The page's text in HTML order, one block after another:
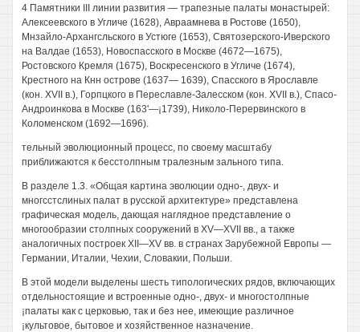
4 Памятники III линии развития — трапезные палаты монастырей:
Алексеевского в Угличе (1628), Авраамнева в Ростове (1650),
Мнзайло-Архангсльского в Устюге (1653), Святозерского-Иверского
на Валдае (1653), Новоспасского в Москве (4672—1675),
Ростовского Кремля (1675), Воскресенского в Угличе (1674),
Крестного на Кнн острове (1637— 1639), Спасского в Ярославле
(кон. XVII в.), Горпцкого в Переславле-Залесском (кон. XVII в.), Спасо-
Андроинкова в Москве (163'—¡1739), Николо-Перервинского в
Коломенском (1692—1696).
тельный эволюционный процесс, по своему масштабу
приближаются к бесстолпным тралезным зального типа.
В разделе 1.3. «Общая картина эволюции одно-, двух- и
многсстслиных палат в русской архитектуре» представлена
графическая модель, дающая наглядное представление о
многообразии столпных сооружений в XV—XVII вв., а также
аналогичных построек XII—XV вв. в странах Зарубежной Европы —
Германии, Италии, Чехии, Словакии, Польши.
В этой модели выделены шесть типологических рядов, включающих
отдельностоящие и встроенные одно-, двух- и многостолпные
¡палаты как с церковью, так и без нее, имеющие различное
¡культовое, бытовое и хозяйственное назначение.